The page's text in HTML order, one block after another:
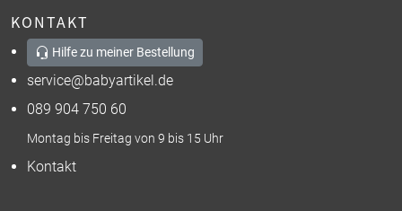
KONTAKT
Hilfe zu meiner Bestellung
service@babyartikel.de
089 904 750 60
Montag bis Freitag von 9 bis 15 Uhr
Kontakt